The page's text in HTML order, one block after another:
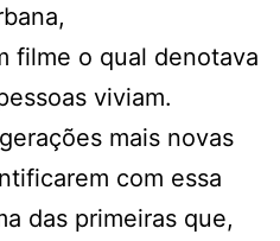
filme o qual denotava
viviam.
mais novas
com essa
das primeiras que,